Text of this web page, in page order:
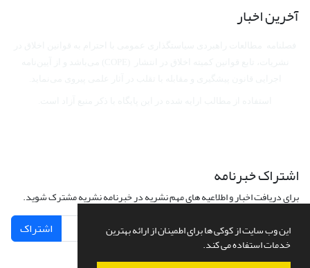
این وب سایت از کوکی ها برای اطمینان از ارائه بهترین
خدمات استفاده می کند.
آخرین اخبار
اشتراک خبرنامه
برای دریافت اخبار و اطلاعیه های مهم نشریه در خبرنامه نشریه مشترک شوید.
اشتراک